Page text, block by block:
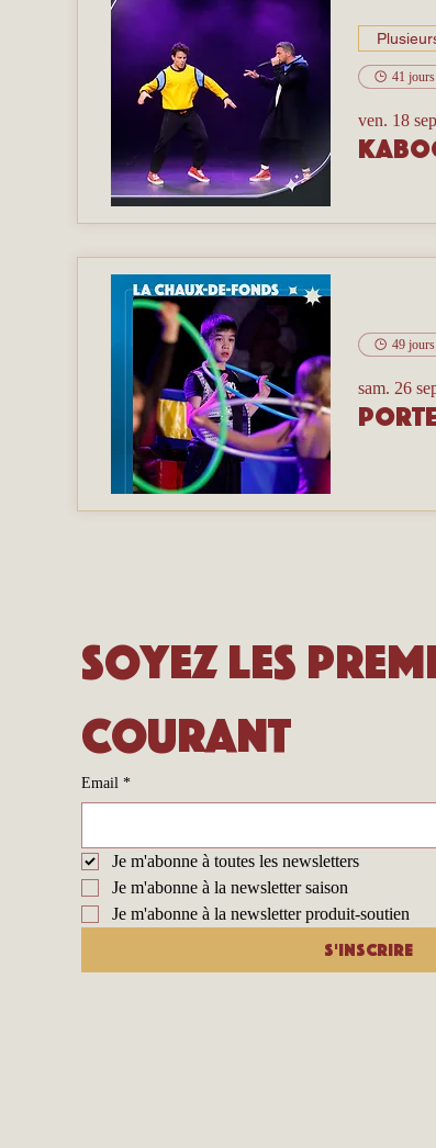
41
ven. 18
49
sam. 26
Soyez les
courant
Email *
Je m'abonne à toutes les newsletters
Je m'abonne à la newsletter saison
Je m'abonne à la newsletter produit-soutien
S'inscrire